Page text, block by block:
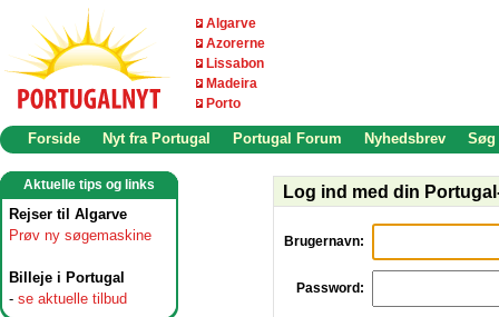
Algarve
Azorerne
Lissabon
Madeira
Porto
Forside Nyt fra Portugal Portugal Forum Nyhedsbrev Søg
Aktuelle tips og links
Rejser til Algarve
Prøv ny søgemaskine
Billeje i Portugal
- se aktuelle tilbud
Log ind med din
Brugernavn:
Password: